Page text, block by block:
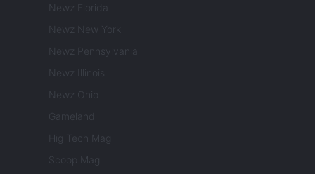
Newz Florida
Newz New York
Newz Pennsylvania
Newz Illinois
Newz Ohio
Gameland
Hig Tech Mag
Scoop Mag